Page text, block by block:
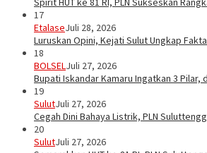
17
EtalaseJuli 28, 2026
Luruskan Opini, Kejati Sulut Ungkap
18
BOLSELJuli 27, 2026
Bupati Iskandar Kamaru Ingatkan 3 Pilar,
19
SulutJuli 27, 2026
Cegah Dini Bahaya Listrik, PLN
20
SulutJuli 27, 2026